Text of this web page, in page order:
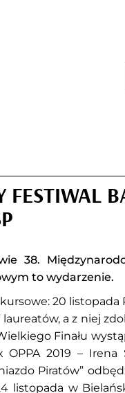
38.
to wydarzenie.
20 listopada
laureatów, a z niej
Finału
2019 – Irena
Piratów”
listopada w